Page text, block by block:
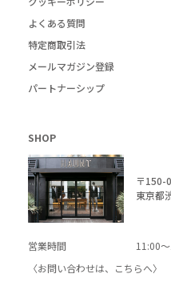
よくある質問
特定商取引法
メールマガジン登録
パートナーシップ
SHOP
〒150-
東京都
営業時間
11:00
〈お問い合わせは、
こちらへ〉